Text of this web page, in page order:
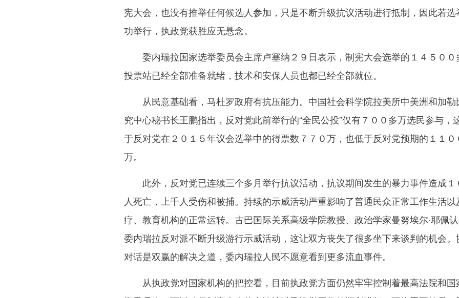
宪大会，也没有推举任何候选人参加，只是不断升级抗议活动进行抵制，因此若选
功举行，执政党获胜应无悬念。
委内瑞拉国家选举委员会主席卢塞纳２９日表示，制宪大会选举的１４５００
投票站已经全部准备就绪，技术和安保人员也都已经全部就位。
从民意基础看，马杜罗政府有抗压能力。中国社会科学院拉美所中美洲和加勒
究中心秘书长王鹏指出，反对党此前举行的“全民公投”仅有７００多万选民参与，
于反对党在２０１５年议会选举中的得票数７７０万，也低于反对党预期的１１０
万。
此外，反对党已连续三个多月举行抗议活动，抗议期间发生的暴力事件造成１
人死亡，上千人受伤和被捕。持续的示威活动严重影响了普通民众正常工作生活以
疗、教育机构的正常运转。古巴国际关系高级学院教授、政治学家曼努埃尔·耶佩
委内瑞拉反对派不断升级游行示威活动，这让双方丧失了很多坐下来谈判的机会。
对话是双赢的解决之道，委内瑞拉人民不愿意看到更多流血事件。
从执政党对国家机构的把控看，目前执政党方面仍然牢牢控制着最高法院和国